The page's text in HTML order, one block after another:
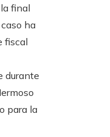
final
ha
fiscal
durante
para la